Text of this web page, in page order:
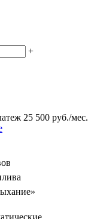
+
25 500 руб./мес.